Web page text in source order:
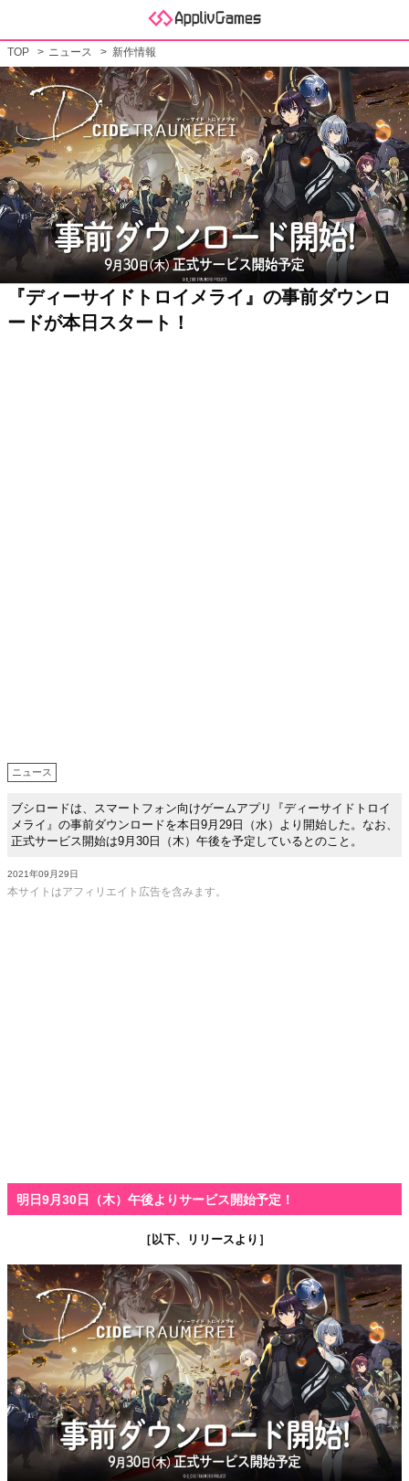
TOP ニュース 新作情報
『ディーサイドトロイメライ』の事前ダウンロ
ードが本日スタート！
ニュース
ブシロードは、スマートフォン向けゲームアプリ『ディーサイドトロイ
メライ』の事前ダウンロードを本日9月29日（水）より開始した。なお、
正式サービス開始は9月30日（木）午後を予定しているとのこと。
2021年09月29日
本サイトはアフィリエイト広告を含みます。
明日9月30日（木）午後よりサービス開始予定！
［以下、リリースより］